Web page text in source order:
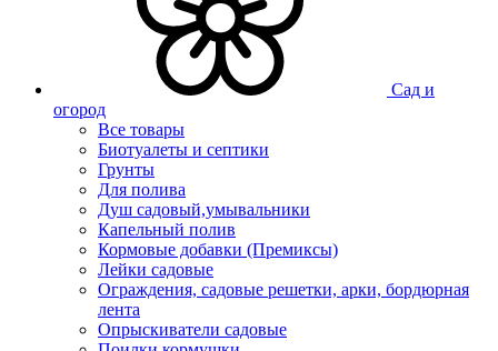
Сад и
огород
Все товары
Биотуалеты и септики
Грунты
Для полива
Душ садовый,умывальники
Капельный полив
Кормовые добавки (Премиксы)
Лейки садовые
Ограждения, садовые решетки, арки, бордюрная
лента
Опрыскиватели садовые